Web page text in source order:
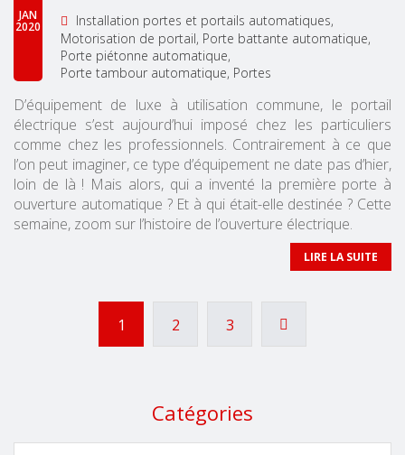
JAN
2020
Installation portes et portails automatiques
Motorisation de portail Porte battante automatique
Porte piétonne automatique
Porte tambour automatique Portes
D’équipement de luxe à utilisation commune, le portail
électrique s’est aujourd’hui imposé chez les particuliers
comme chez les professionnels. Contrairement à ce que
l’on peut imaginer, ce type d’équipement ne date pas d’hier,
loin de là ! Mais alors, qui a inventé la première porte à
ouverture automatique ? Et à qui était-elle destinée ? Cette
semaine, zoom sur l’histoire de l’ouverture électrique.
LIRE LA SUITE
1 2 3 
Catégories